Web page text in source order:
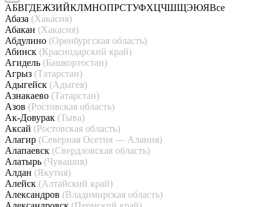
АБВГДЕЖЗИЙКЛМНОПРСТУФХЦЧШЩЭЮЯВсе
Абаза (Хакасия)
Абакан (Хакасия)
Абдулино (Оренбургская область)
Абинск (Краснодарский край)
Агидель (Башкортостан)
Агрыз (Татарстан)
Адыгейск (Адыгея)
Азнакаево (Татарстан)
Азов (Ростовская область)
Ак-Довурак (Тыва)
Аксай (Ростовская область)
Алагир (Северная Осетия — Алания)
Алапаевск (Свердловская область)
Алатырь (Чувашия)
Алдан (Якутия)
Алейск (Алтайский край)
Александров (Владимирская область)